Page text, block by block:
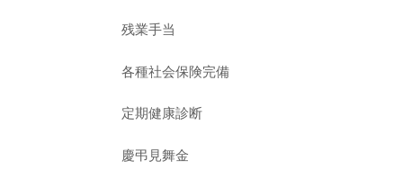
残業手当
各種社会保険完備
定期健康診断
慶弔見舞金